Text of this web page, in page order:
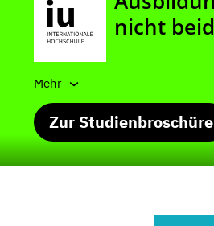
Mehr
Zur Studienbroschüre